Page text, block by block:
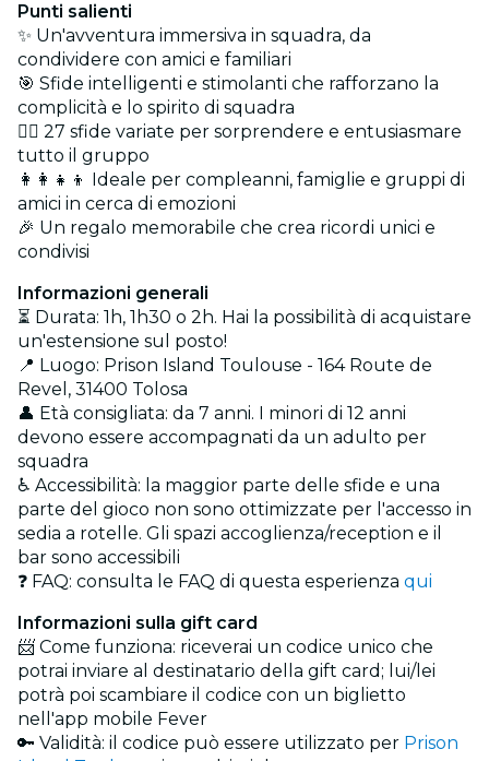
Punti salienti
✨ Un'avventura immersiva in squadra, da
condividere con amici e familiari
🎯 Sfide intelligenti e stimolanti che rafforzano la
complicità e lo spirito di squadra
🕵️‍♀️ 27 sfide variate per sorprendere e entusiasmare
tutto il gruppo
👩‍👩‍👧‍👦 Ideale per compleanni, famiglie e gruppi di
amici in cerca di emozioni
🎉 Un regalo memorabile che crea ricordi unici e
condivisi
Informazioni generali
⏳ Durata: 1h, 1h30 o 2h. Hai la possibilità di acquistare
un'estensione sul posto!
📍 Luogo: Prison Island Toulouse - 164 Route de
Revel, 31400 Tolosa
👤 Età consigliata: da 7 anni. I minori di 12 anni
devono essere accompagnati da un adulto per
squadra
♿ Accessibilità: la maggior parte delle sfide e una
parte del gioco non sono ottimizzate per l'accesso in
sedia a rotelle. Gli spazi accoglienza/reception e il
bar sono accessibili
❓ FAQ: consulta le FAQ di questa esperienza qui
Informazioni sulla gift card
📨 Come funziona: riceverai un codice unico che
potrai inviare al destinatario della gift card; lui/lei
potrà poi scambiare il codice con un biglietto
nell'app mobile Fever
🔑 Validità: il codice può essere utilizzato per Prison